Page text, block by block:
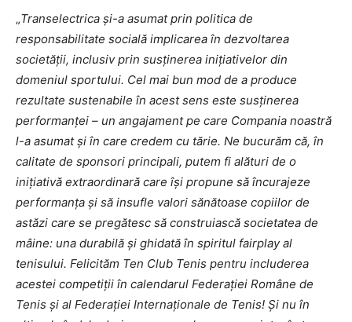
„Transelectrica și-a asumat prin politica de
responsabilitate socială implicarea în dezvoltarea
societății, inclusiv prin susținerea inițiativelor din
domeniul sportului. Cel mai bun mod de a produce
rezultate sustenabile în acest sens este susținerea
performanței – un angajament pe care Compania noastră
l-a asumat și în care credem cu tărie. Ne bucurăm că, în
calitate de sponsori principali, putem fi alături de o
inițiativă extraordinară care își propune să încurajeze
performanța și să insufle valori sănătoase copiilor de
astăzi care se pregătesc să construiască societatea de
mâine: una durabilă și ghidată în spiritul fairplay al
tenisului. Felicităm Ten Club Tenis pentru includerea
acestei competiții în calendarul Federației Române de
Tenis și al Federației Internaționale de Tenis! Și nu în